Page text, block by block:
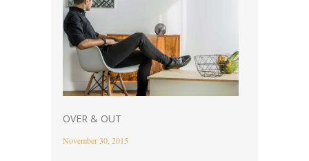
OVER & OUT
November 30, 2015